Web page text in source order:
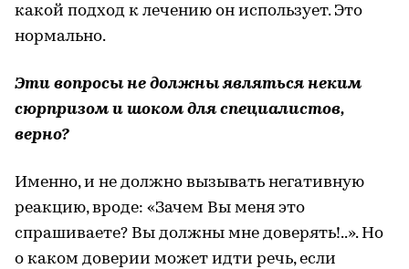
какой подход к лечению он использует. Это
нормально.
Эти вопросы не должны являться неким
сюрпризом и шоком для специалистов,
верно?
Именно, и не должно вызывать негативную
реакцию, вроде: «Зачем Вы меня это
спрашиваете? Вы должны мне доверять!..». Но
о каком доверии может идти речь, если